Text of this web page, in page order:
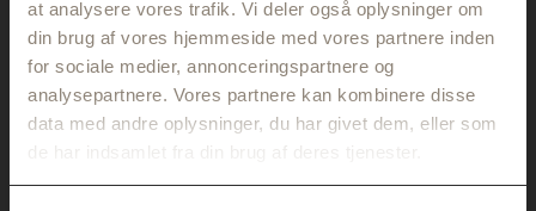
at analysere vores trafik. Vi deler også oplysninger om
din brug af vores hjemmeside med vores partnere inden
for sociale medier, annonceringspartnere og
analysepartnere. Vores partnere kan kombinere disse
data med andre oplysninger, du har givet dem, eller som
de har indsamlet fra din brug af deres tjenester.
Køb Billet